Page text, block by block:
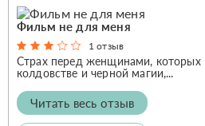
Фильм не для меня
1 отзыв
Страх перед женщинами, которых
колдовстве и черной магии,...
Читать весь отзыв